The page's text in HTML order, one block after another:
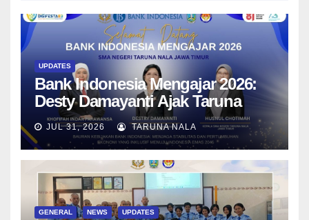
UPDATES
Bank Indonesia Mengajar 2026:
Desty Damayanti Ajak Taruna
SMAN Taruna Nala Jawa Timur
Menjadi Generasi Pemimpin
Berwawasan Global
JUL 31, 2026 TARUNA NALA
GENERAL NEWS UPDATES